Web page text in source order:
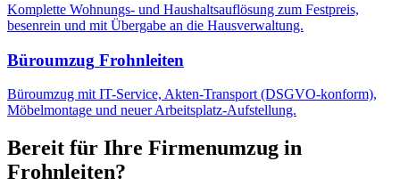
Komplette Wohnungs- und Haushaltsauflösung zum Festpreis,
besenrein und mit Übergabe an die Hausverwaltung.
Büroumzug Frohnleiten
Büroumzug mit IT-Service, Akten-Transport (DSGVO-konform),
Möbelmontage und neuer Arbeitsplatz-Aufstellung.
Bereit für Ihre Firmenumzug in
Frohnleiten?